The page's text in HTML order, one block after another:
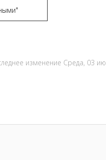
изменение Среда, 03